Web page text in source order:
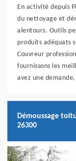
En activité depuis
du nettoyage et
alentours. Outils
produits adéquats
Couvreur
fournissons les
avez une
Démoussage
26300